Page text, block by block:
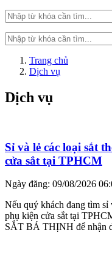
Trang chủ
Dịch vụ
Dịch vụ
Sỉ và lẻ các loại sắt
cửa sắt tại TPHCM
Ngày đăng: 09/08/2026
Nếu quý khách đang tìm sỉ
phụ kiện cửa sắt tại
SẮT BÁ THỊNH để nhận